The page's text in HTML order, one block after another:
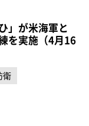
」が米海軍と
を実施（4月16
衛